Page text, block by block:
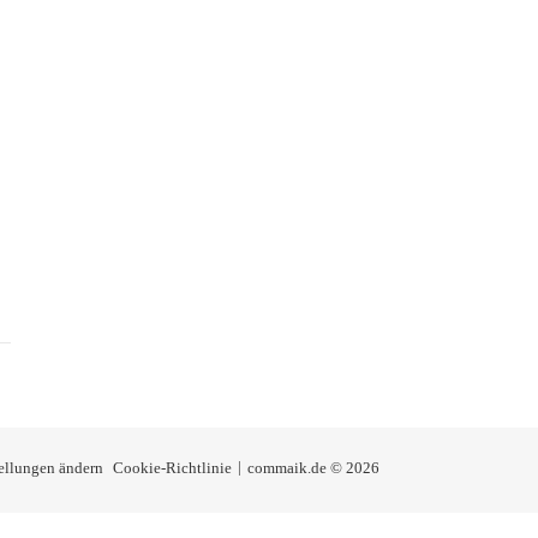
commaik.de © 2026
ändern Cookie-Richtlinie